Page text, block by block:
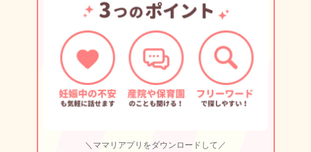
＼ママリアプリをダウンロードして／